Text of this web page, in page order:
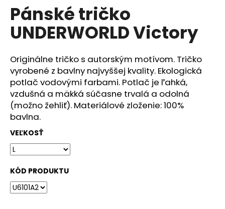
produktu
je
0,0
z
hviezdičiek.
Pánské tričko
UNDERWORLD Victory
Originálne tričko s autorským motívom. Tričko
vyrobené z bavlny najvyššej kvality. Ekologická
potlač vodovými farbami. Potlač je ľahká,
vzdušná a mäkká súčasne trvalá a odolná
(možno žehliť). Materiálové zloženie: 100%
bavlna.
VEĽKOSŤ
KÓD PRODUKTU
a
m
e
DÁMSKÉ
TRIČKO
UNDERWORLD
FOREST
€29